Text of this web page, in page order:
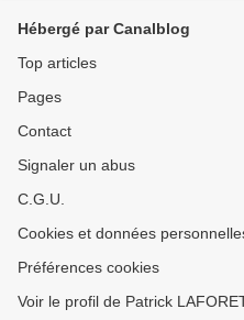
Hébergé par Canalblog
Top articles
Pages
Contact
Signaler un abus
C.G.U.
Cookies et données
Préférences cookies
Voir le profil de Patrick